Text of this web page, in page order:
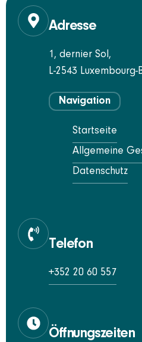
Adresse
1, dernier Sol,
L-2543 Luxembourg-
Navigation
Startseite
Allgemeine
Datenschutz
Telefon
+352 20 60 557
Öffnungszeiten